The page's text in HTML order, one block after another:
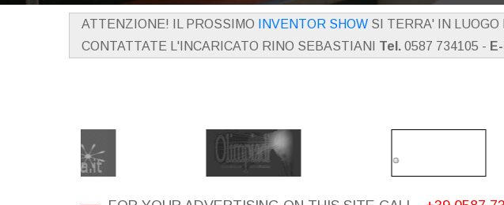
ATTENZIONE! IL PROSSIMO INVENTOR SHOW SI TERRA' IN LUOGO
CONTATTATE L'INCARICATO RINO SEBASTIANI Tel. 0587 734105 -